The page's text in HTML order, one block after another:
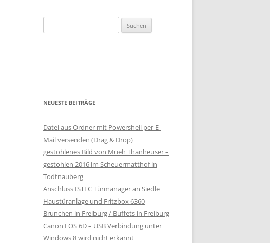
nach:
NEUESTE BEITRÄGE
Datei aus Ordner mit Powershell per E-
Mail versenden (Drag & Drop)
gestohlenes Bild von Mueh Thanheuser –
gestohlen 2016 im Scheuermatthof in
Todtnauberg
Anschluss ISTEC Türmanager an Siedle
Haustüranlage und Fritzbox 6360
Brunchen in Freiburg / Buffets in Freiburg
Canon EOS 6D – USB Verbindung unter
Windows 8 wird nicht erkannt